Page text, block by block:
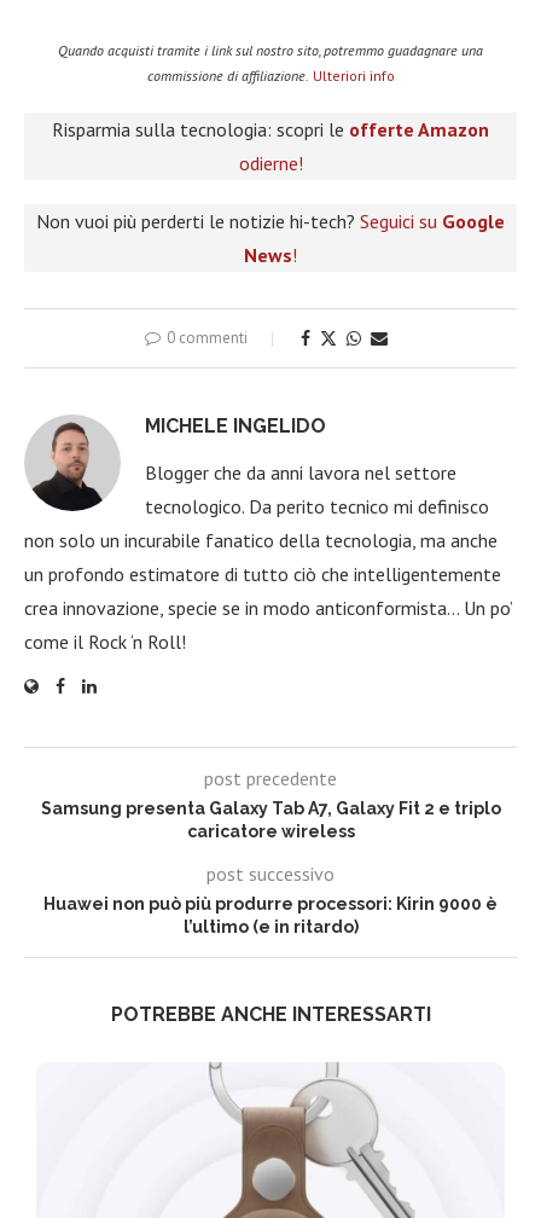
Quando acquisti tramite i link sul nostro sito, potremmo guadagnare una
commissione di affiliazione. Ulteriori info
Risparmia sulla tecnologia: scopri le offerte Amazon
odierne!
Non vuoi più perderti le notizie hi-tech? Seguici su Google
News!
0 commenti
MICHELE INGELIDO
Blogger che da anni lavora nel settore
tecnologico. Da perito tecnico mi definisco
non solo un incurabile fanatico della tecnologia, ma anche
un profondo estimatore di tutto ciò che intelligentemente
crea innovazione, specie se in modo anticonformista… Un po’
come il Rock ‘n Roll!
post precedente
Samsung presenta Galaxy Tab A7, Galaxy Fit 2 e triplo
caricatore wireless
post successivo
Huawei non può più produrre processori: Kirin 9000 è
l’ultimo (e in ritardo)
POTREBBE ANCHE INTERESSARTI